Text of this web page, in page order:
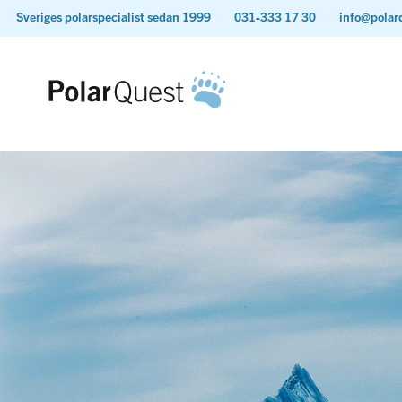
Sveriges polarspecialist sedan 1999 031-333 17 30